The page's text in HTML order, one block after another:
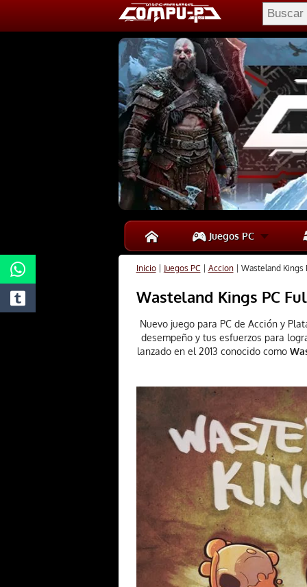
Juegos PC
Inicio| Juegos PC | Accion| Wasteland Kings
Wasteland Kings PC
Nuevo juego para PC de Acción y
desempeño y tus esfuerzos para
lanzado en el 2013 conocido como